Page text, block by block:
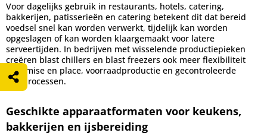
Voor dagelijks gebruik in restaurants, hotels, catering,
bakkerijen, patisserieën en catering betekent dit dat bereid
voedsel snel kan worden verwerkt, tijdelijk kan worden
opgeslagen of kan worden klaargemaakt voor latere
serveertijden. In bedrijven met wisselende productiepieken
creëren blast chillers en blast freezers ook meer flexibiliteit
voor mise en place, voorraadproductie en gecontroleerde
koelprocessen.
Geschikte apparaatformaten voor keukens,
bakkerijen en ijsbereiding